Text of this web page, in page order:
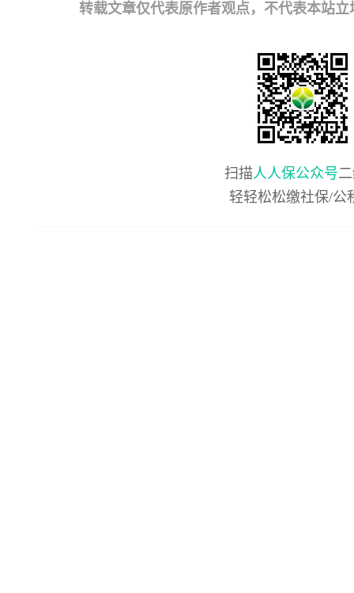
转载文章仅代表原作者观点，不代表本站
扫描人人保公众号
轻轻松松缴社保/公